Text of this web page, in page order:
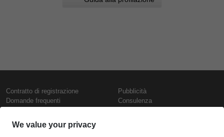
Contratto di registrazione
Domande frequenti
Presentazione
Contattaci
Pubblicità
Consulenza